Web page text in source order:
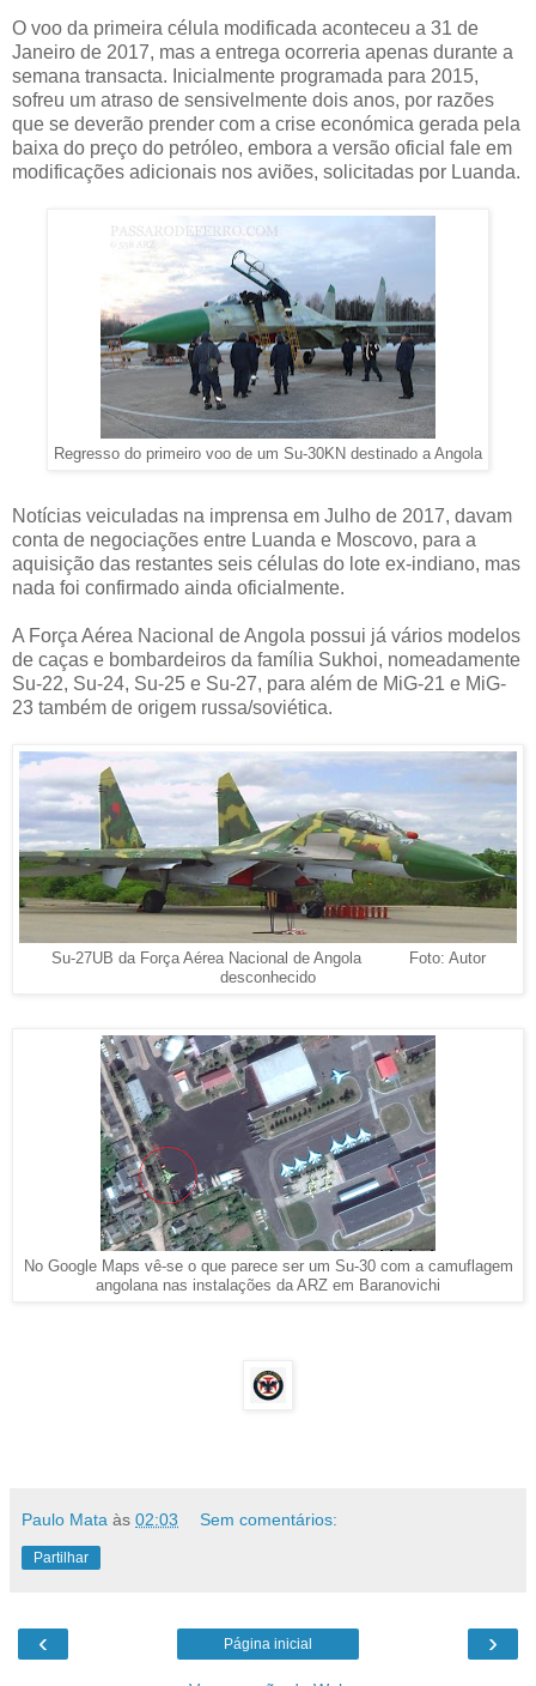
O voo da primeira célula modificada aconteceu a 31 de
Janeiro de 2017, mas a entrega ocorreria apenas durante a
semana transacta. Inicialmente programada para 2015,
sofreu um atraso de sensivelmente dois anos, por razões
que se deverão prender com a crise económica gerada pela
baixa do preço do petróleo, embora a versão oficial fale em
modificações adicionais nos aviões, solicitadas por Luanda.
Regresso do primeiro voo de um Su-30KN destinado a Angola
Notícias veiculadas na imprensa em Julho de 2017, davam
conta de negociações entre Luanda e Moscovo, para a
aquisição das restantes seis células do lote ex-indiano, mas
nada foi confirmado ainda oficialmente.
A Força Aérea Nacional de Angola possui já vários modelos
de caças e bombardeiros da família Sukhoi, nomeadamente
Su-22, Su-24, Su-25 e Su-27, para além de MiG-21 e MiG-
23 também de origem russa/soviética.
Su-27UB da Força Aérea Nacional de Angola Foto: Autor
desconhecido
No Google Maps vê-se o que parece ser um Su-30 com a camuflagem
angolana nas instalações da ARZ em Baranovichi
Paulo Mata às 02:03 Sem comentários:
Partilhar
‹ ›
Página inicial